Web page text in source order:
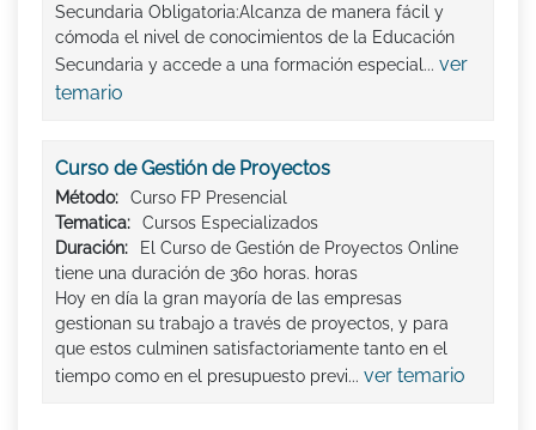
Secundaria Obligatoria:Alcanza de manera fácil y
cómoda el nivel de conocimientos de la Educación
Secundaria y accede a una formación especial... ver
temario
Curso de Gestión de Proyectos
Método:
Curso FP Presencial
Tematica:
Cursos Especializados
Duración:
El Curso de Gestión de Proyectos Online
tiene una duración de 360 horas. horas
Hoy en día la gran mayoría de las empresas
gestionan su trabajo a través de proyectos, y para
que estos culminen satisfactoriamente tanto en el
tiempo como en el presupuesto previ... ver temario